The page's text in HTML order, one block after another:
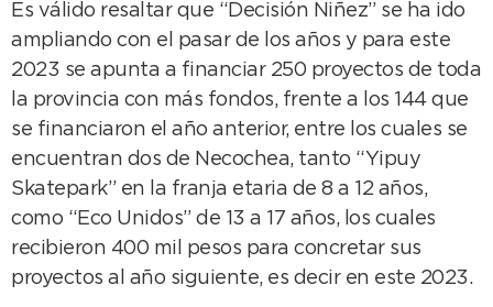
Es válido resaltar que “Decisión Niñez” se ha ido
ampliando con el pasar de los años y para este
2023 se apunta a financiar 250 proyectos de toda
la provincia con más fondos, frente a los 144 que
se financiaron el año anterior, entre los cuales se
encuentran dos de Necochea, tanto “Yipuy
Skatepark” en la franja etaria de 8 a 12 años,
como “Eco Unidos” de 13 a 17 años, los cuales
recibieron 400 mil pesos para concretar sus
proyectos al año siguiente, es decir en este 2023.